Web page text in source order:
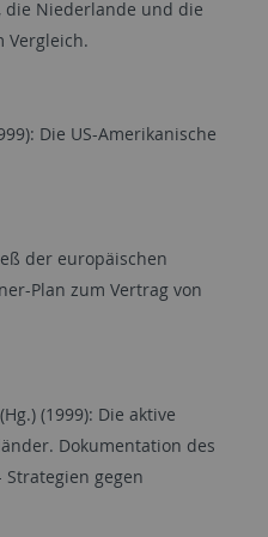
die Niederlande und die
Vergleich.
Die US-Amerikanische
der europäischen
Plan zum Vertrag von
(1999): Die aktive
Dokumentation des
Strategien gegen